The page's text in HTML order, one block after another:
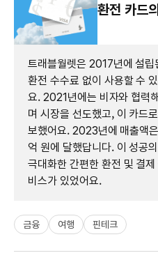
환전 카드
트래블월렛은 2017년에 설립
환전 수수료 없이 사용할 수
요. 2021년에는 비자와 협력
며 시장을 선도했고, 이 카드
보했어요. 2023년에 매출액
억 원에 달했답니다. 이 성공
극대화한 간편한 환전 및 결
비스가 있었어요.
금융 여행 핀테크